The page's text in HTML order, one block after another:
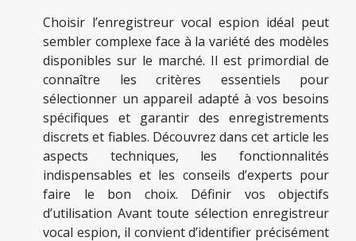
Choisir l’enregistreur vocal espion idéal peut
sembler complexe face à la variété des modèles
disponibles sur le marché. Il est primordial de
connaître les critères essentiels pour
sélectionner un appareil adapté à vos besoins
spécifiques et garantir des enregistrements
discrets et fiables. Découvrez dans cet article les
aspects techniques, les fonctionnalités
indispensables et les conseils d’experts pour
faire le bon choix. Définir vos objectifs
d’utilisation Avant toute sélection enregistreur
vocal espion, il convient d’identifier précisément